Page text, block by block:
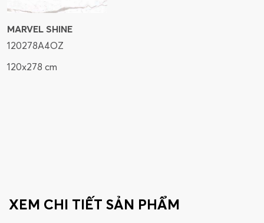
MARVEL SHINE
120278A4OZ
120x278 cm
XEM CHI TIẾT SẢN PHẨM